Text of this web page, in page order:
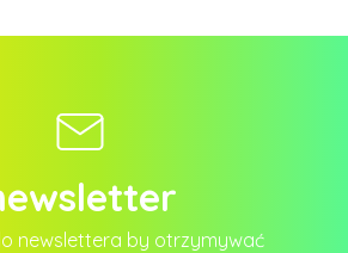
newslettera by otrzymywać